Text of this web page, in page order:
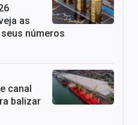
as
números
canal
balizar